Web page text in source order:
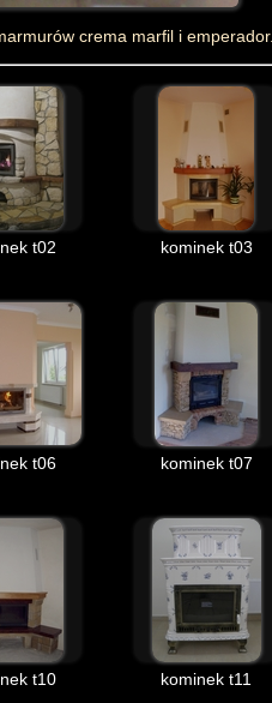
crema marfil i emperador.
t02 kominek t03
t06 kominek t07
t10 kominek t11